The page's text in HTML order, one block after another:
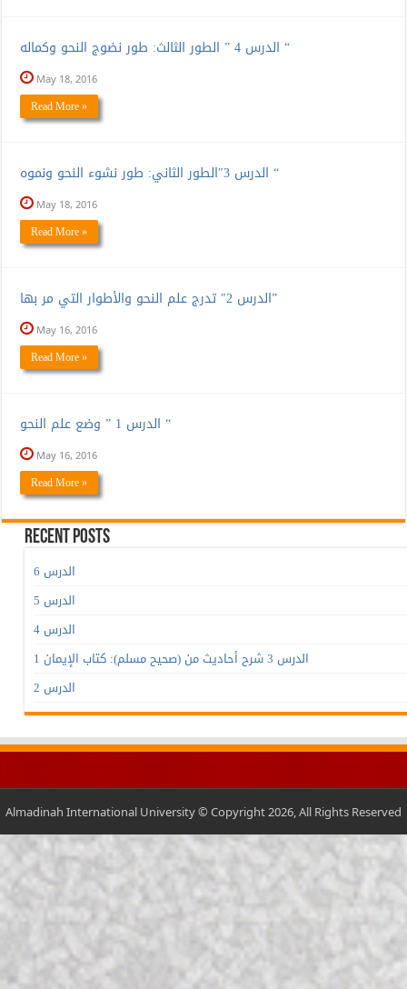
الدرس 4 ” الطور الثالث: طور نضوج النحو وكماله “
May 18, 2016
Read More »
الدرس 3″الطور الثاني: طور نشوء النحو ونموه “
May 18, 2016
Read More »
الدرس 2″ تدرج علم النحو والأطوار التي مر بها”
May 16, 2016
Read More »
الدرس 1 ” وضع علم النحو “
May 16, 2016
Read More »
Recent Posts
الدرس 6
الدرس 5
الدرس 4
الدرس 3 شرح أحاديث من (صحيح مسلم): كتاب الإيمان 1
الدرس 2
Almadinah International University © Copyright 2026, All Rights Reserved